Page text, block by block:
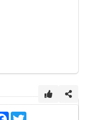
Facebook